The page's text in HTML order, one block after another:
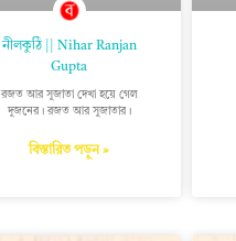
নীলকুঠি || Nihar Ranjan
Gupta
রজত আর সুজাতা দেখা হয়ে গেল
দুজনের। রজত আর সুজাতার।
বিস্তারিত পড়ুন »